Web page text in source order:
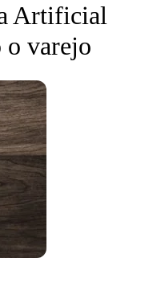
Artificial
o varejo